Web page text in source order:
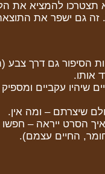
להמציא את
זה גם ישפר את
הסיפור גם דרך צבע
אותו.
שיהיו עקביים
שיצרתם – ומה אין.
הסרט ייראה –
החיים עצמם).